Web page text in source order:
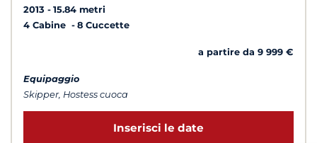
2013
15.84 metri
4 Cabine
8 Cuccette
a partire da 9 999 €
Equipaggio
Skipper, Hostess cuoca
Inserisci le date